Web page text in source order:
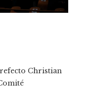
Christian